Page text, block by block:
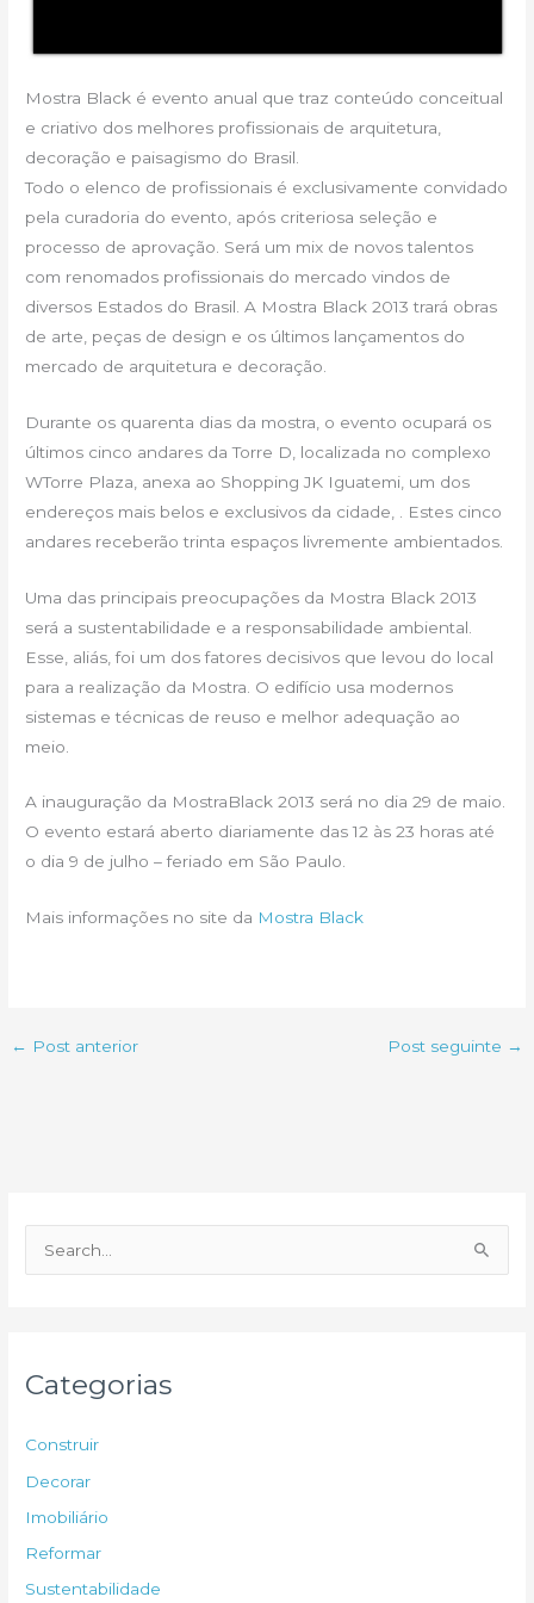
Mostra Black é evento anual que traz conteúdo conceitual
e criativo dos melhores profissionais de arquitetura,
decoração e paisagismo do Brasil.
Todo o elenco de profissionais é exclusivamente convidado
pela curadoria do evento, após criteriosa seleção e
processo de aprovação. Será um mix de novos talentos
com renomados profissionais do mercado vindos de
diversos Estados do Brasil. A Mostra Black 2013 trará obras
de arte, peças de design e os últimos lançamentos do
mercado de arquitetura e decoração.
Durante os quarenta dias da mostra, o evento ocupará os
últimos cinco andares da Torre D, localizada no complexo
WTorre Plaza, anexa ao Shopping JK Iguatemi, um dos
endereços mais belos e exclusivos da cidade, . Estes cinco
andares receberão trinta espaços livremente ambientados.
Uma das principais preocupações da Mostra Black 2013
será a sustentabilidade e a responsabilidade ambiental.
Esse, aliás, foi um dos fatores decisivos que levou do local
para a realização da Mostra. O edifício usa modernos
sistemas e técnicas de reuso e melhor adequação ao
meio.
A inauguração da MostraBlack 2013 será no dia 29 de maio.
O evento estará aberto diariamente das 12 às 23 horas até
o dia 9 de julho – feriado em São Paulo.
Mais informações no site da Mostra Black
← Post anterior Post seguinte →
e
p
o
r
Categorias
Construir
Decorar
Imobiliário
Reformar
Sustentabilidade